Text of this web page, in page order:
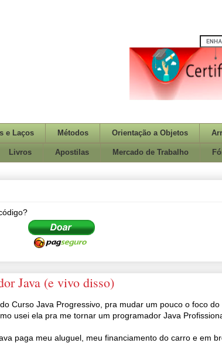
e Laços Métodos Orientação a Objetos
Livros Apostilas Mercado de Trabalho
Java (e vivo disso)
Curso Java Progressivo, pra mudar um pouco o foco
usei ela pra me tornar um programador Java
paga meu aluguel, meu financiamento do carro e em